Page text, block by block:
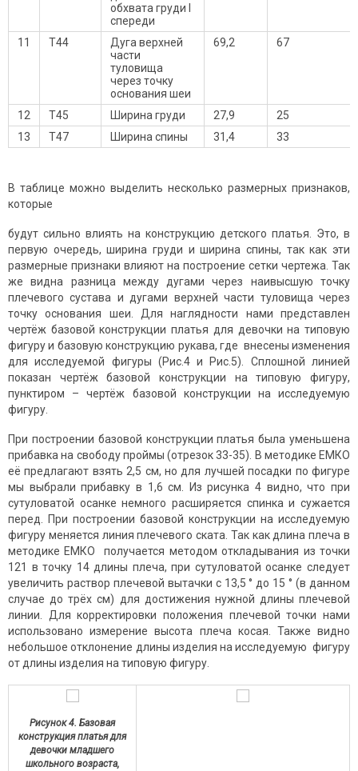
обхвата груди I
спереди
11 Т44
Дуга верхней
части
туловища
через точку
основания шеи
69,2 67
12 Т45 Ширина груди 27,9
25
13
Т47 Ширина спины 31,4 33
В таблице можно выделить несколько размерных признаков,
которые
будут сильно влиять на конструкцию детского платья. Это, в
первую очередь, ширина груди и ширина спины, так как эти
размерные признаки влияют на построение сетки чертежа. Так
же видна разница между дугами через наивысшую точку
плечевого сустава и дугами верхней части туловища через
точку основания шеи. Для наглядности нами представлен
чертёж базовой конструкции платья для девочки на типовую
фигуру и базовую конструкцию рукава, где внесены изменения
для исследуемой фигуры (Рис.4 и Рис.5). Сплошной линией
показан чертёж базовой конструкции на типовую фигуру,
пунктиром – чертёж базовой конструкции на исследуемую
фигуру.
При построении базовой конструкции платья была уменьшена
прибавка на свободу проймы (отрезок 33-35). В методике ЕМКО
её предлагают взять 2,5 см, но для лучшей посадки по фигуре
мы выбрали прибавку в 1,6 см. Из рисунка 4 видно, что при
сутуловатой осанке немного расширяется спинка и сужается
перед. При построении базовой конструкции на исследуемую
фигуру меняется линия плечевого ската. Так как длина плеча в
методике ЕМКО получается методом откладывания из точки
121 в точку 14 длины плеча, при сутуловатой осанке следует
увеличить раствор плечевой вытачки с 13,5 ° до 15 ° (в данном
случае до трёх см) для достижения нужной длины плечевой
линии. Для корректировки положения плечевой точки нами
использовано измерение высота плеча косая. Также видно
небольшое отклонение длины изделия на исследуемую фигуру
от длины изделия на типовую фигуру.
Рисунок 4. Базовая
конструкция платья для
девочки младшего
школьного возраста,